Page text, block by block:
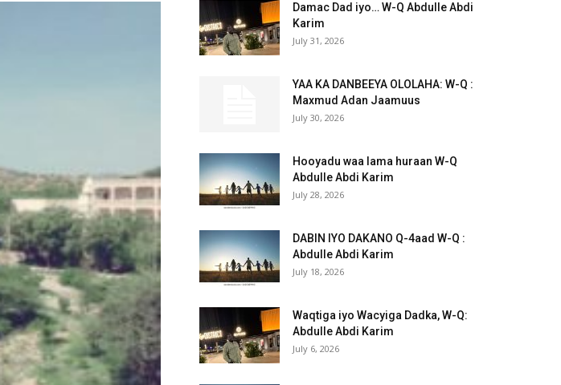
Damac Dad iyo… W-Q Abdulle Abdi
Karim
July 31, 2026
YAA KA DANBEEYA OLOLAHA: W-Q :
Maxmud Adan Jaamuus
July 30, 2026
Hooyadu waa lama huraan W-Q
Abdulle Abdi Karim
July 28, 2026
DABIN IYO DAKANO Q-4aad W-Q :
Abdulle Abdi Karim
July 18, 2026
Waqtiga iyo Wacyiga Dadka, W-Q:
Abdulle Abdi Karim
July 6, 2026